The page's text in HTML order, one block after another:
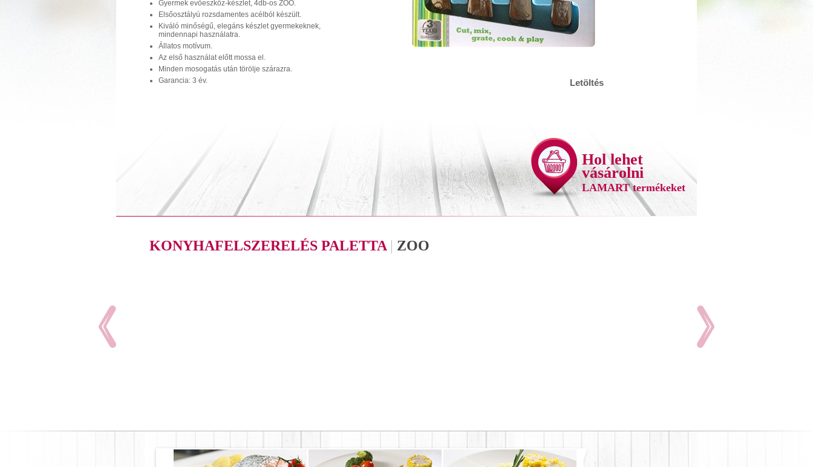
Letöltés
Gyermek evőeszköz-készlet, 4db-os ZOO.
Elsőosztályú rozsdamentes acélból készült.
Kiváló minőségű, elegáns készlet gyermekeknek,
mindennapi használatra.
Állatos motívum.
Az első használat előtt mossa el.
Minden mosogatás után törölje szárazra.
Garancia: 3 év.
Hol lehet
vásárolni
LAMART termékeket
KONYHAFELSZERELÉS PALETTA | ZOO